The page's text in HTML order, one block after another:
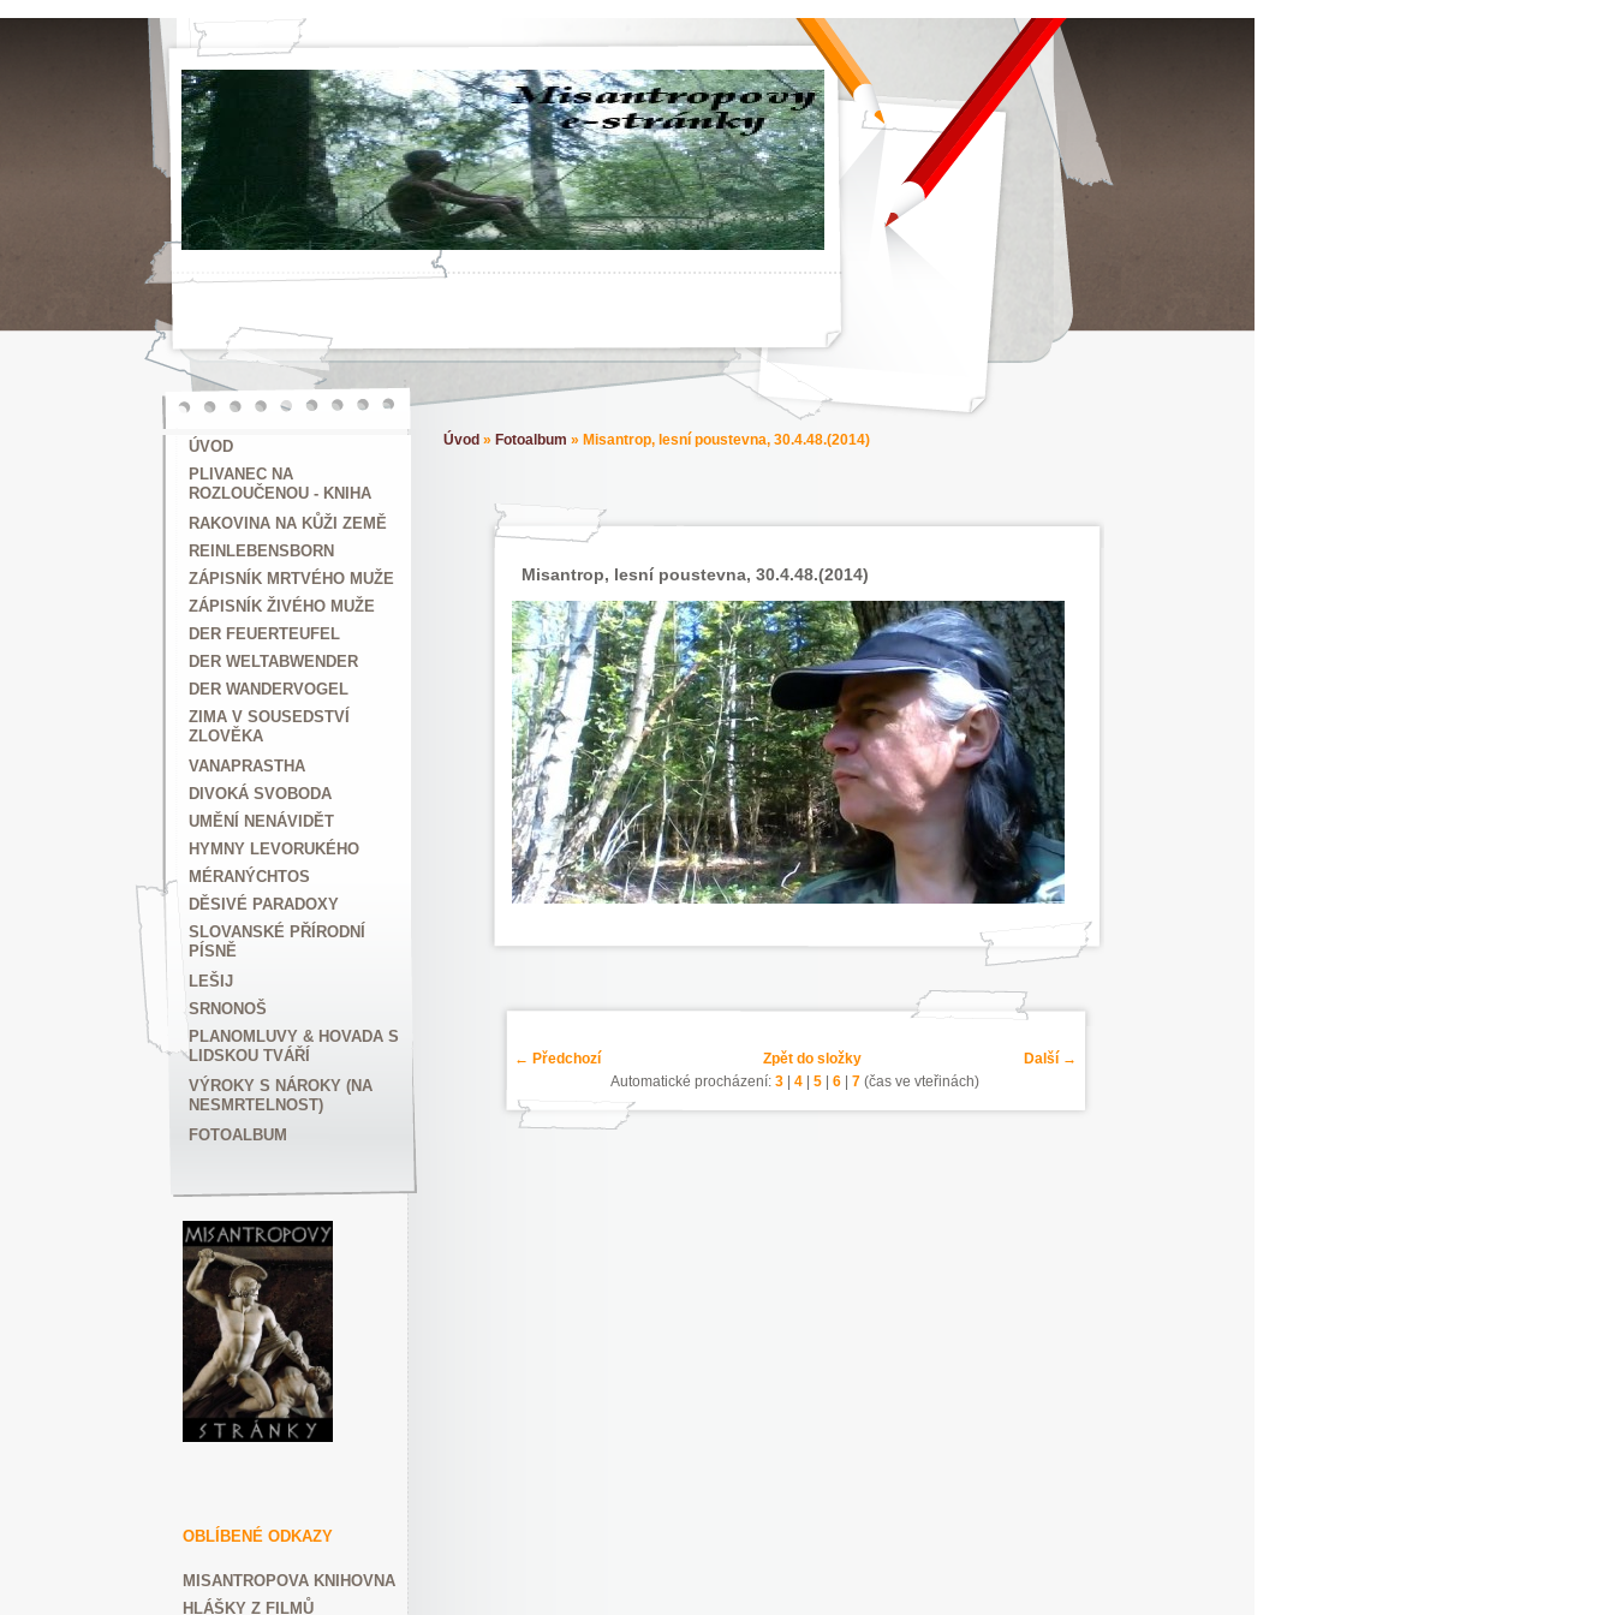
ÚVOD
PLIVANEC NA
ROZLOUČENOU - KNIHA
RAKOVINA NA KŮŽI ZEMĚ
REINLEBENSBORN
ZÁPISNÍK MRTVÉHO MUŽE
ZÁPISNÍK ŽIVÉHO MUŽE
DER FEUERTEUFEL
DER WELTABWENDER
DER WANDERVOGEL
ZIMA V SOUSEDSTVÍ
ZLOVĚKA
VANAPRASTHA
DIVOKÁ SVOBODA
UMĚNÍ NENÁVIDĚT
HYMNY LEVORUKÉHO
MÉRANÝCHTOS
DĚSIVÉ PARADOXY
SLOVANSKÉ PŘÍRODNÍ
PÍSNĚ
LEŠIJ
SRNONOŠ
PLANOMLUVY & HOVADA S
LIDSKOU TVÁŘÍ
VÝROKY S NÁROKY (NA
NESMRTELNOST)
FOTOALBUM
OBLÍBENÉ ODKAZY
MISANTROPOVA KNIHOVNA
HLÁŠKY Z FILMŮ
Úvod » Fotoalbum » Misantrop, lesní poustevna, 30.4.48.(2014)
Misantrop, lesní poustevna, 30.4.48.(2014)
← Předchozí Další →
Zpět do složky
Automatické procházení: 3 | 4 | 5 | 6 | 7 (čas ve vteřinách)